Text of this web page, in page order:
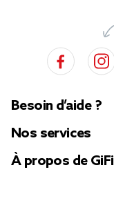
Besoin d’aide ?
Nos services
À propos de GiFi